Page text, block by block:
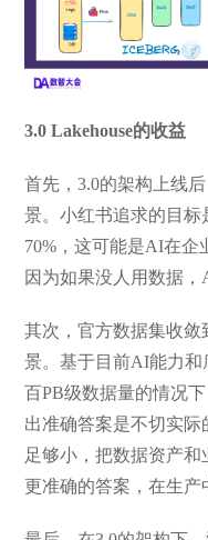
3.0 Lakehouse的收益
首先，3.0的架构上线
景。小红书追求的目标
70%，这可能是AI在企
因为如果没人用数据，
其次，官方数据集收敛
景。基于目前AI能力
百PB级数据量的情况
出准确答案是不切实际
足够小，把数据资产
更准确的答案，在生产